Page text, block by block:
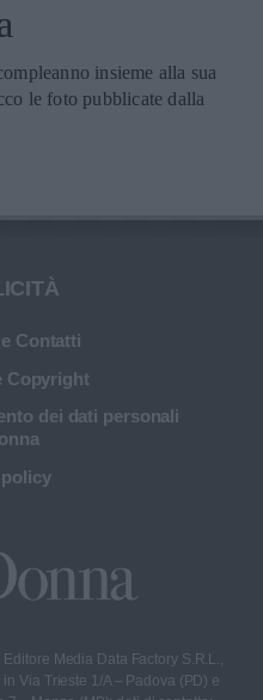
insieme alla sua
le foto pubblicate dalla
Contatti
Copyright
dei dati personali
Media Data Factory S.R.L.,
Via Trieste 1/A – Padova (PD) e